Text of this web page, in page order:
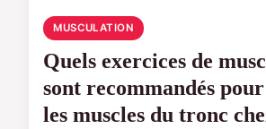
MUSCULATION
Quels exercices de
sont recommandés
les muscles du tronc